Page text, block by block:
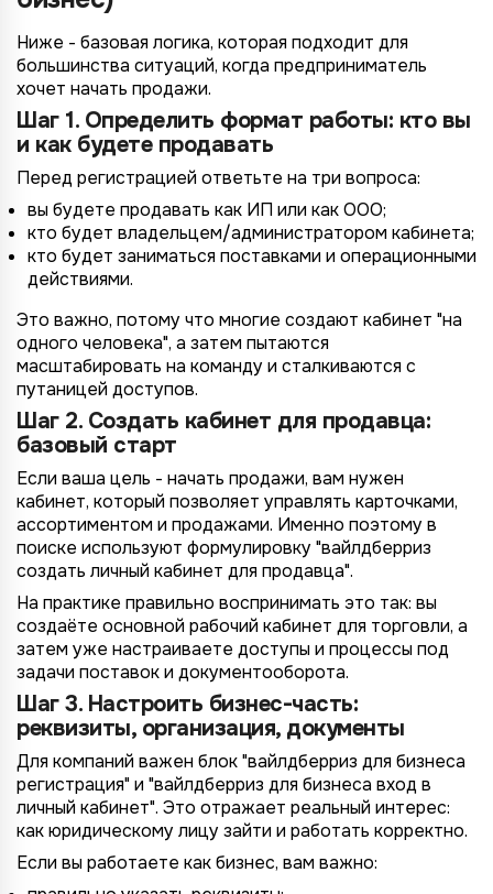
Ниже - базовая логика, которая подходит для
большинства ситуаций, когда предприниматель
хочет начать продажи.
Шаг 1. Определить формат работы: кто вы
и как будете продавать
Перед регистрацией ответьте на три вопроса:
вы будете продавать как ИП или как ООО;
кто будет владельцем/администратором кабинета;
кто будет заниматься поставками и операционными
действиями.
Это важно, потому что многие создают кабинет "на
одного человека", а затем пытаются
масштабировать на команду и сталкиваются с
путаницей доступов.
Шаг 2. Создать кабинет для продавца:
базовый старт
Если ваша цель - начать продажи, вам нужен
кабинет, который позволяет управлять карточками,
ассортиментом и продажами. Именно поэтому в
поиске используют формулировку "вайлдберриз
создать личный кабинет для продавца".
На практике правильно воспринимать это так: вы
создаёте основной рабочий кабинет для торговли, а
затем уже настраиваете доступы и процессы под
задачи поставок и документооборота.
Шаг 3. Настроить бизнес-часть:
реквизиты, организация, документы
Для компаний важен блок "вайлдберриз для бизнеса
регистрация" и "вайлдберриз для бизнеса вход в
личный кабинет". Это отражает реальный интерес:
как юридическому лицу зайти и работать корректно.
Если вы работаете как бизнес, вам важно: